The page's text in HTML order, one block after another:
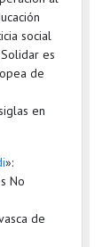
social
es
de
en
»:
No
de